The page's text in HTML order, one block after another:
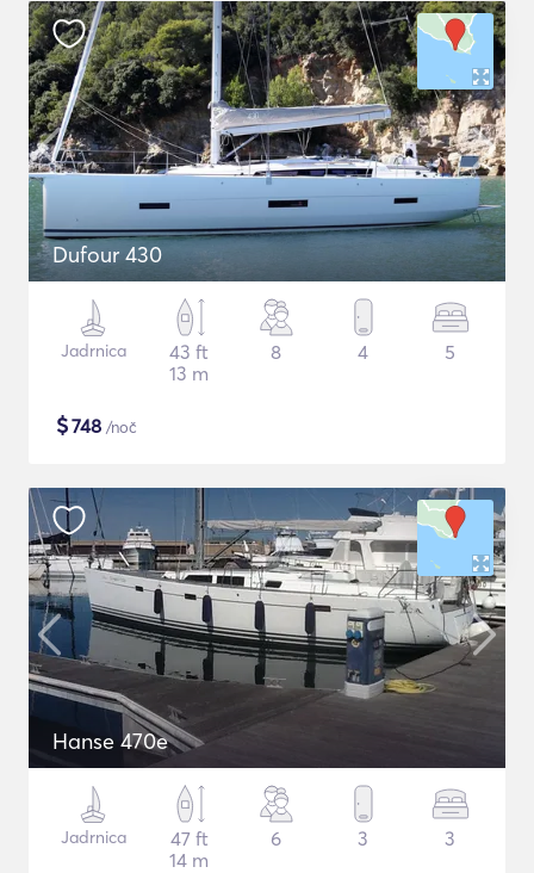
Dufour 430
Jadrnica
43 ft
13 m
8 4 5
$748 /noč
Hanse 470e
Jadrnica
47 ft
14 m
6 3 3